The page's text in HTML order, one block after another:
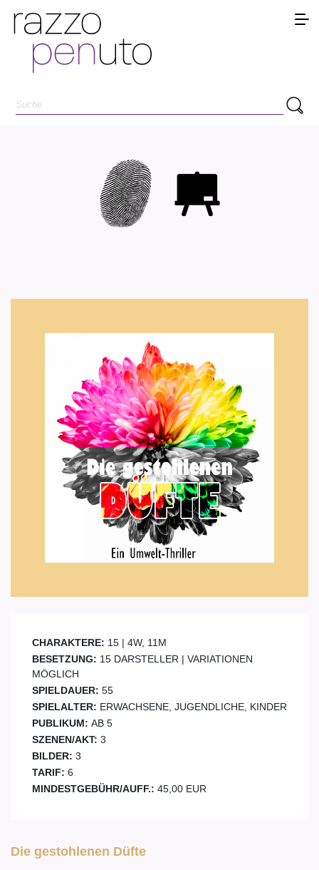
CHARAKTERE: 15 | 4W, 11M
BESETZUNG: 15 DARSTELLER | VARIATIONEN
MÖGLICH
SPIELDAUER: 55
SPIELALTER: ERWACHSENE, JUGENDLICHE, KINDER
PUBLIKUM: AB 5
SZENEN/AKT: 3
BILDER: 3
TARIF: 6
MINDESTGEBÜHR/AUFF.: 45,00 EUR
Die gestohlenen Düfte